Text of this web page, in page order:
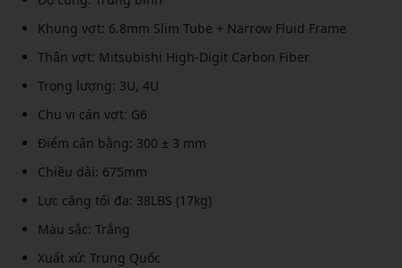
Khung vợt: 6.8mm Slim Tube + Narrow Fluid Frame
Thân vợt: Mitsubishi High-Digit Carbon Fiber
Trọng lượng: 3U, 4U
Chu vi cán vợt: G6
Điểm cân bằng: 300 ± 3 mm
Chiều dài: 675mm
Lực căng tối đa: 38LBS (17kg)
Màu sắc: Trắng
Xuất xứ: Trung Quốc